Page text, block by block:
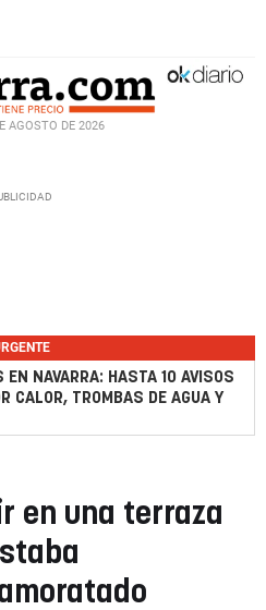
AGOSTO DE 2026
EN NAVARRA: HASTA 10 AVISOS
CALOR, TROMBAS DE AGUA Y
en una terraza